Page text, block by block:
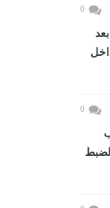
0
0